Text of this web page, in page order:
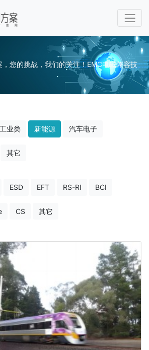
，您的挑战，我们的关注！EMC电磁兼容技
工业类 新能源 汽车电子
其它
ESD EFT RS-RI BCI
CS 其它